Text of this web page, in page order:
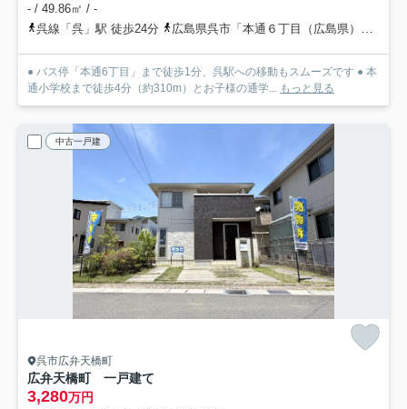
- / 49.86㎡ / -
呉線「呉」駅 徒歩24分
広島県呉市「本通６丁目（広島県）」バス停下車 徒歩1分
● バス停「本通6丁目」まで徒歩1分、呉駅への移動もスムーズです ● 本
通小学校まで徒歩4分（約310m）とお子様の通学... もっと見る
中古一戸建
呉市広弁天橋町
広弁天橋町 一戸建て
3,280万円